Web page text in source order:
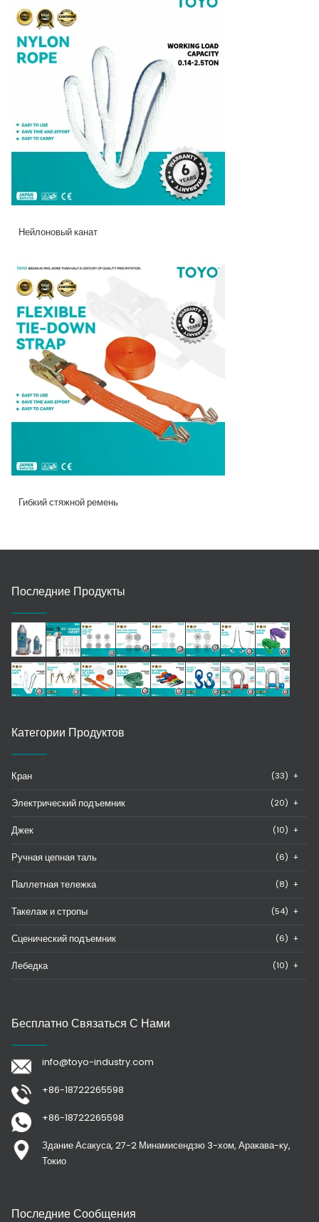
Нейлоновый канат
Гибкий стяжной ремень
Последние Продукты
Категории Продуктов
Кран (33) +
Электрический подъемник (20) +
Джек (10) +
Ручная цепная таль (6) +
Паллетная тележка (8) +
Такелаж и стропы (54) +
Сценический подъемник (6) +
Лебедка (10) +
Бесплатно Связаться С Нами
info@toyo-industry.com
+86-18722265598
+86-18722265598
Здание Асакуса, 27-2 Минамисендзю 3-хом, Аракава-ку,
Токио
Последние Сообщения